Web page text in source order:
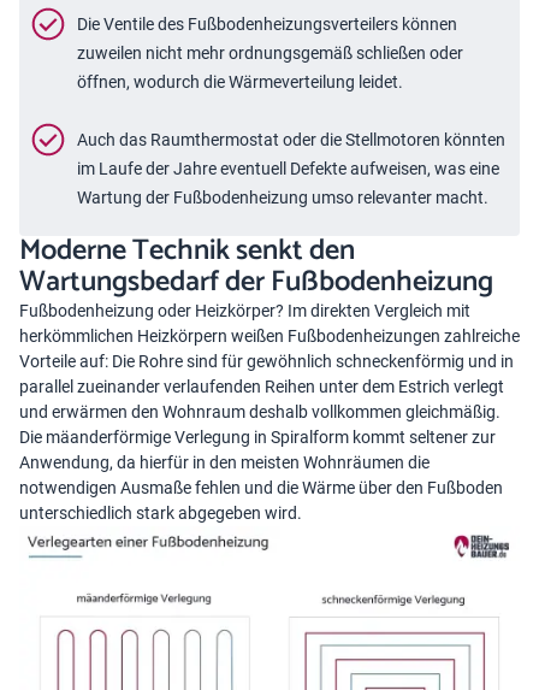
Die Ventile des Fußbodenheizungsverteilers können
zuweilen nicht mehr ordnungsgemäß schließen oder
öffnen, wodurch die Wärmeverteilung leidet.
Auch das Raumthermostat oder die Stellmotoren könnten
im Laufe der Jahre eventuell Defekte aufweisen, was eine
Wartung der Fußbodenheizung umso relevanter macht.
Moderne Technik senkt den
Wartungsbedarf der Fußbodenheizung
Fußbodenheizung oder Heizkörper? Im direkten Vergleich mit
herkömmlichen Heizkörpern weißen Fußbodenheizungen zahlreiche
Vorteile auf: Die Rohre sind für gewöhnlich schneckenförmig und in
parallel zueinander verlaufenden Reihen unter dem Estrich verlegt
und erwärmen den Wohnraum deshalb vollkommen gleichmäßig.
Die mäanderförmige Verlegung in Spiralform kommt seltener zur
Anwendung, da hierfür in den meisten Wohnräumen die
notwendigen Ausmaße fehlen und die Wärme über den Fußboden
unterschiedlich stark abgegeben wird.